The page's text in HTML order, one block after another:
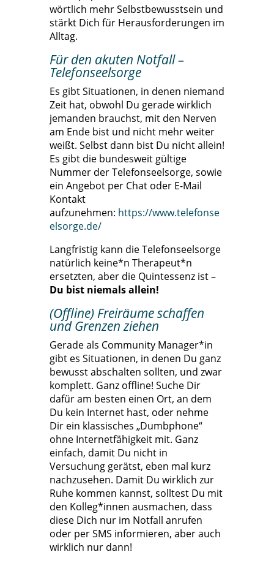
wörtlich mehr Selbstbewusstsein und
stärkt Dich für Herausforderungen im
Alltag.
Für den akuten Notfall –
Telefonseelsorge
Es gibt Situationen, in denen niemand
Zeit hat, obwohl Du gerade wirklich
jemanden brauchst, mit den Nerven
am Ende bist und nicht mehr weiter
weißt. Selbst dann bist Du nicht allein!
Es gibt die bundesweit gültige
Nummer der Telefonseelsorge, sowie
ein Angebot per Chat oder E-Mail
Kontakt
aufzunehmen: https://www.telefonse
elsorge.de/
Langfristig kann die Telefonseelsorge
natürlich keine*n Therapeut*n
ersetzten, aber die Quintessenz ist –
Du bist niemals allein!
(Offline) Freiräume schaffen
und Grenzen ziehen
Gerade als Community Manager*in
gibt es Situationen, in denen Du ganz
bewusst abschalten sollten, und zwar
komplett. Ganz offline! Suche Dir
dafür am besten einen Ort, an dem
Du kein Internet hast, oder nehme
Dir ein klassisches „Dumbphone“
ohne Internetfähigkeit mit. Ganz
einfach, damit Du nicht in
Versuchung gerätst, eben mal kurz
nachzusehen. Damit Du wirklich zur
Ruhe kommen kannst, solltest Du mit
den Kolleg*innen ausmachen, dass
diese Dich nur im Notfall anrufen
oder per SMS informieren, aber auch
wirklich nur dann!